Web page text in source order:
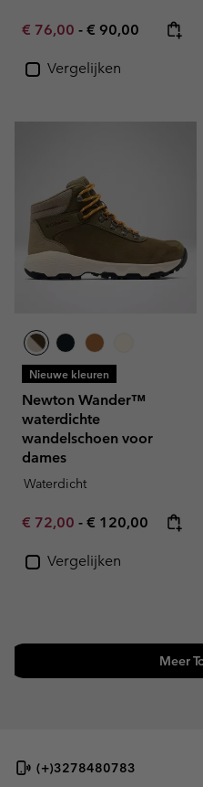
Minimum sale price:
€ 76,00 - Maximum price:
€ 90,00
Vergelijken
Nieuwe kleuren
Newton Wander™
waterdichte
wandelschoen voor
dames
Waterdicht
Minimum sale price:
€ 72,00 - Maximum price:
€ 120,00
Vergelijken
Meer
(+)3278480783